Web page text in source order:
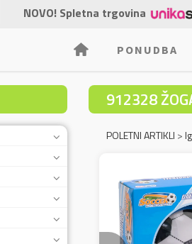
NOVO! Spletna trgovina
PONUDBA
912328
POLETNI ARTIKLI >